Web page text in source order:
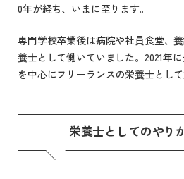
0年が経ち、いまに至ります。
専門学校卒業後は病院や社員食堂、
養士として働いていました。2021年
を中心にフリーランスの栄養士として
栄養士としてのやり